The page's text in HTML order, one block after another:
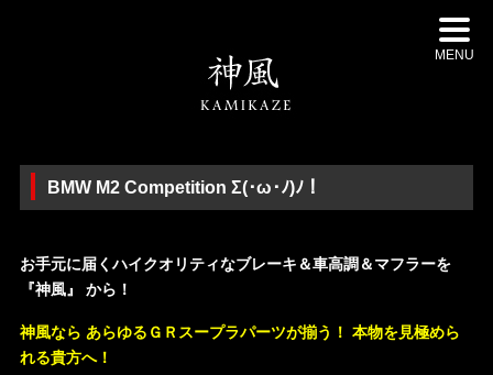
MENU
BMW M2 Competition Σ(･ω･ﾉ)ﾉ！
お手元に届くハイクオリティなブレーキ＆車高調＆マフラーを
『神風』 から！
神風なら あらゆるＧＲスープラパーツが揃う！ 本物を見極めら
れる貴方へ！